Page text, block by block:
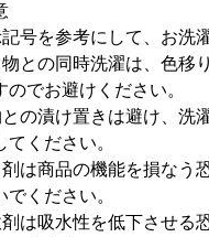
号を参考にして、お洗
との同時洗濯は、色移
のでお避けください。
の漬け置きは避け、洗
てください。
は商品の機能を損なう
ください。
は吸水性を低下させる